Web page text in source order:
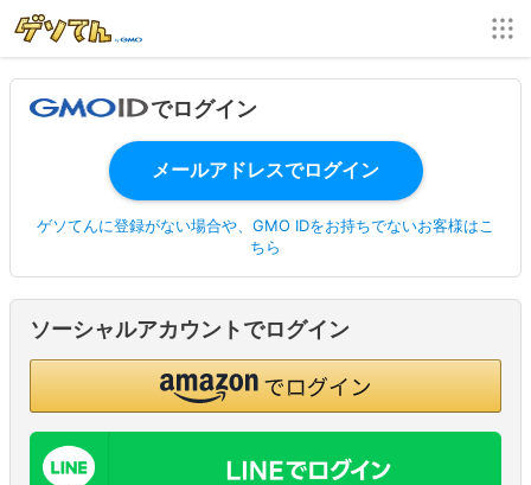
でログイン
ゲソてんに登録がない場合や、GMO IDをお持ちでないお客様はこ
ちら
ソーシャルアカウントでログイン